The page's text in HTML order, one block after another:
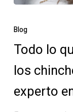
lo
necesitas
saber
los
Blog
Todo lo
los
experto